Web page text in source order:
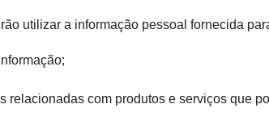
utilizar a informação pessoal fornecida
com produtos e serviços que